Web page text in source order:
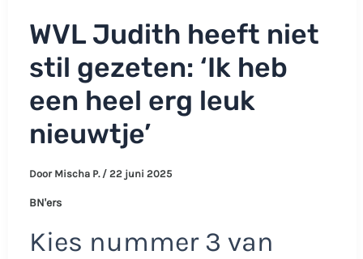
WVL Judith heeft niet
stil gezeten: ‘Ik heb
een heel erg leuk
nieuwtje’
Door Mischa P. / 22 juni 2025
BN'ers
Kies nummer 3 van